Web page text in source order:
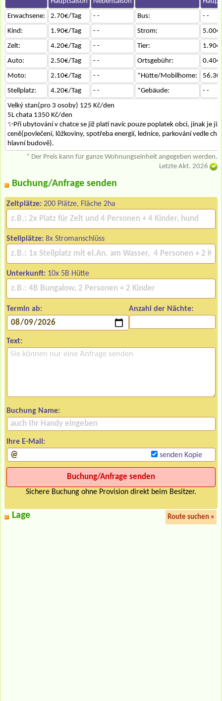
Erwachsene:
2.70€/Tag - - Bus:
- -
Kind:
1.90€/Tag - - Strom:
Zelt:
4.20€/Tag - - Tier:
Auto:
2.50€/Tag - - Ortsgebühr:
Moto:
2.10€/Tag - - *Hütte/Mobilhome:
Stellplatz:
4.20€/Tag - - *Gebäude:
- -
Velký stan(pro 3 osoby) 125 Kč/den
5L chata 1350 Kč/den
✨Při ubytování v chatce se již platí navíc pouze poplatek obci, jinak je
ceně(povlečení, lůžkoviny, spotřeba energií, lednice, parkování vedle
hlavní budově).
* Der Preis kann für ganze Wohnungseinheit angegeben werden.
Letzte Akt. 2026
Buchung/Anfrage senden
Zeltplätze: 200 Plätze, Fläche 2ha
Stellplätze: 8x Stromanschlüss
Unterkunft: 10x 5B Hütte
Termin ab: Anzahl der Nächte:
Text:
Buchung Name:
Ihre E-Mail:
senden Kopie
Sichere Buchung ohne Provision direkt beim Besitzer.
Lage Route suchen »